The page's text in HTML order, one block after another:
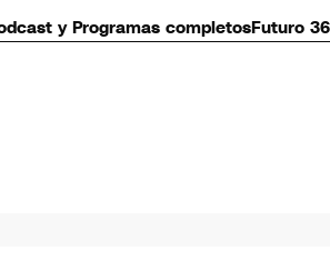
y Programas completosFuturo